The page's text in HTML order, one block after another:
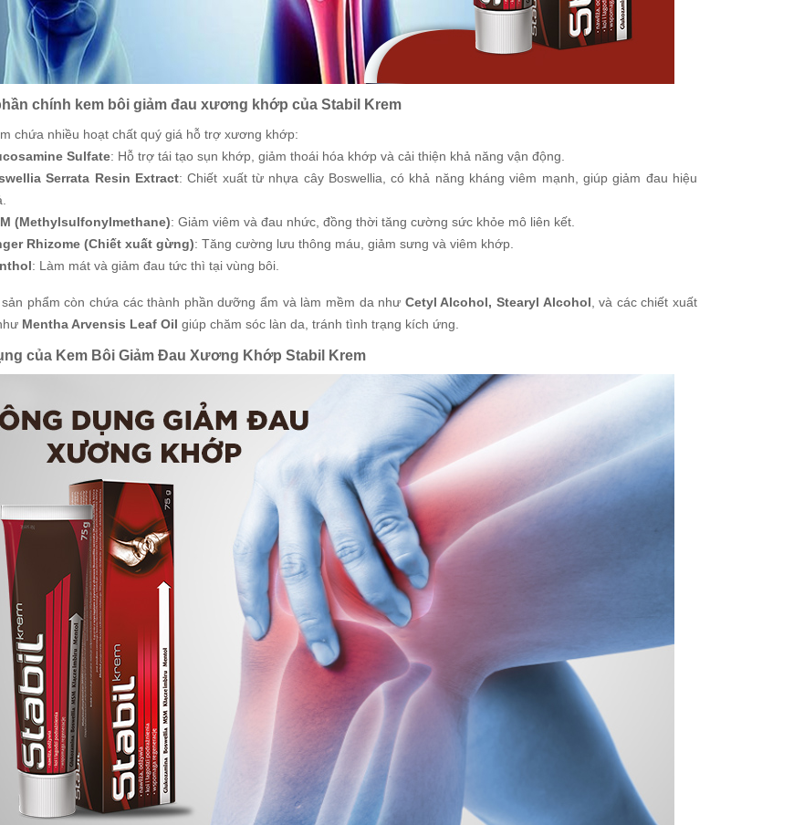
chính kem bôi giảm đau xương khớp của Stabil Krem
chứa nhiều hoạt chất quý giá hỗ trợ xương khớp:
Sulfate: Hỗ trợ tái tạo sụn khớp, giảm thoái hóa khớp và cải thiện khả năng vận động.
Serrata Resin Extract: Chiết xuất từ nhựa cây Boswellia, có khả năng kháng viêm mạnh, giúp giảm đau hiệu
(Methylsulfonylmethane): Giảm viêm và đau nhức, đồng thời tăng cường sức khỏe mô liên kết.
Rhizome (Chiết xuất gừng): Tăng cường lưu thông máu, giảm sưng và viêm khớp.
: Làm mát và giảm đau tức thì tại vùng bôi.
phẩm còn chứa các thành phần dưỡng ẩm và làm mềm da như Cetyl Alcohol, Stearyl Alcohol , và các chiết xuất
Mentha Arvensis Leaf Oil giúp chăm sóc làn da, tránh tình trạng kích ứng.
của Kem Bôi Giảm Đau Xương Khớp Stabil Krem